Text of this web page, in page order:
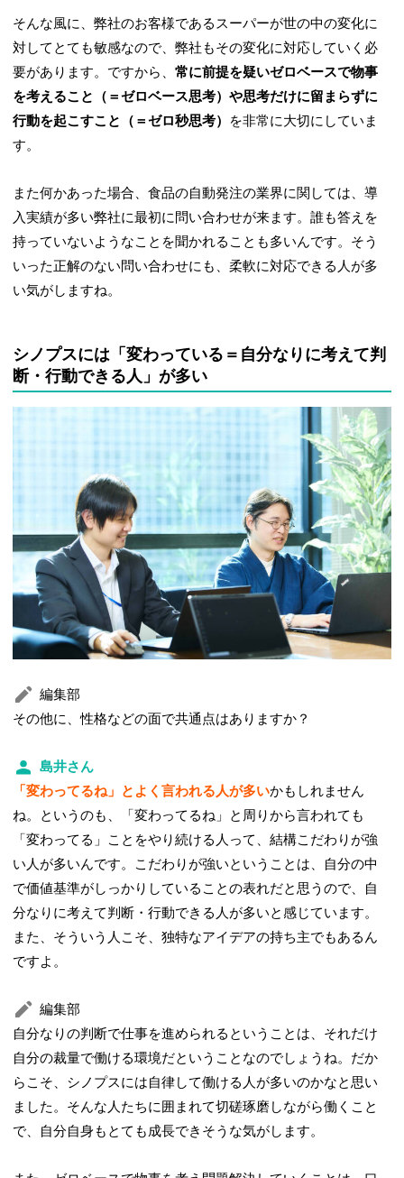
そんな風に、弊社のお客様であるスーパーが世の中の変化に
対してとても敏感なので、弊社もその変化に対応していく必
要があります。ですから、常に前提を疑いゼロベースで物事
を考えること（＝ゼロベース思考）や思考だけに留まらずに
行動を起こすこと（＝ゼロ秒思考）
を非常に大切にしていま
す。
また何かあった場合、食品の自動発注の業界に関しては、導
入実績が多い弊社に最初に問い合わせが来ます。誰も答えを
持っていないようなことを聞かれることも多いんです。そう
いった正解のない問い合わせにも、柔軟に対応できる人が多
い気がしますね。
シノプスには「変わっている＝自分なりに考えて判
断・行動できる人」が多い
編集部
その他に、性格などの面で共通点はありますか？
島井さん
「変わってるね」とよく言われる人が多いかもしれません
ね。というのも、「変わってるね」と周りから言われても
「変わってる」ことをやり続ける人って、結構こだわりが強
い人が多いんです。こだわりが強いということは、自分の中
で価値基準がしっかりしていることの表れだと思うので、自
分なりに考えて判断・行動できる人が多いと感じています。
また、そういう人こそ、独特なアイデアの持ち主でもあるん
ですよ。
編集部
自分なりの判断で仕事を進められるということは、それだけ
自分の裁量で働ける環境だということなのでしょうね。だか
らこそ、シノプスには自律して働ける人が多いのかなと思い
ました。そんな人たちに囲まれて切磋琢磨しながら働くこと
で、自分自身もとても成長できそうな気がします。